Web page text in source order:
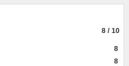
8 / 10
8
8